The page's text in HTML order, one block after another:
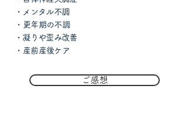
・メンタル不調
​・更年期の不調
・凝りや歪み改善
​・産前産後ケア
ご感想